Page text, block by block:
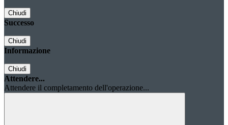
Chiudi
Successo
Chiudi
Informazione
Chiudi
Attendere...
Attendere il completamento dell'operazione...